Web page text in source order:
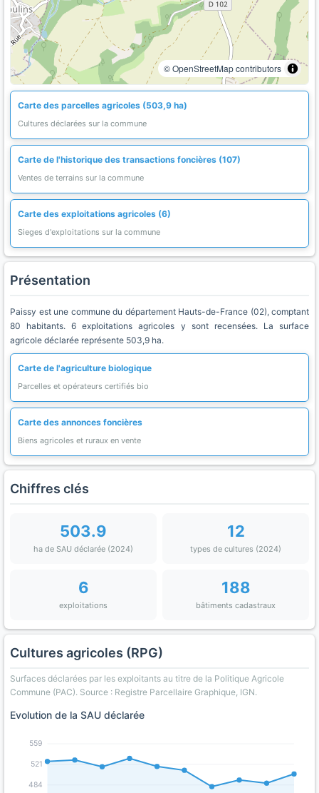
© OpenStreetMap contributors
Carte des parcelles agricoles (503,9 ha)
Cultures déclarées sur la commune
Carte de l'historique des transactions foncières (107)
Ventes de terrains sur la commune
Carte des exploitations agricoles (6)
Sieges d'exploitations sur la commune
Présentation
Paissy est une commune du département Hauts-de-France (02), comptant
80 habitants. 6 exploitations agricoles y sont recensées. La surface
agricole déclarée représente 503,9 ha.
Carte de l'agriculture biologique
Parcelles et opérateurs certifiés bio
Carte des annonces foncières
Biens agricoles et ruraux en vente
Chiffres clés
503.9
ha de SAU déclarée (2024)
12
types de cultures (2024)
6
exploitations
188
bâtiments cadastraux
Cultures agricoles (RPG)
Surfaces déclarées par les exploitants au titre de la Politique Agricole
Commune (PAC). Source : Registre Parcellaire Graphique, IGN.
Evolution de la SAU déclarée
484
521
559